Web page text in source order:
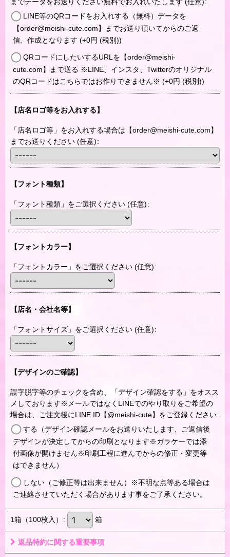
までデータをお送りください無料でお入れいたします (任意):
LINE等のQRコードをお入れする（無料）データを
【order@meishi-cute.com】までお送り頂いてからのご返
信、作成となります (+0円 (税別))
QRコードにしたいするURLを【order@meishi-
cute.com】まで送る ※LINE、インスタ、Twitterのオリジナル
のQRコードはこちらではお作りできません※ (+0円 (税別))
【店名ロゴ等をお入れする】
「店名ロゴ等」をお入れする場合は【order@meishi-cute.com】
までお送りください (任意):
【フォント種類】
「フォント種類」をご選択ください (任意):
【フォントカラー】
「フォントカラー」をご選択ください (任意):
【店名・会社名等】
「フォントサイズ」をご選択ください (任意):
【デザインのご確認】
誤字脱字等のチェックを含め、「デザイン確認をする」をオスス
メしております※メールではなくLINEでのやり取りをご希望の
場合は、ご注文後にLINE ID【@meishi-cute】をご登録ください:
する（デザイン確認メールをお送りいたします、ご返信後
デザインが決定してからの印刷となります※ガラケーでは添
付画像が開けません※印刷工程に進んでからの修正・変更等
はできません）
しない（ご修正等は出来ません）※不明な点等ある場合は
ご連絡させていただく場合があります事をご了承ください。
1箱（100枚入） : 箱
返品特約に関する重要事項